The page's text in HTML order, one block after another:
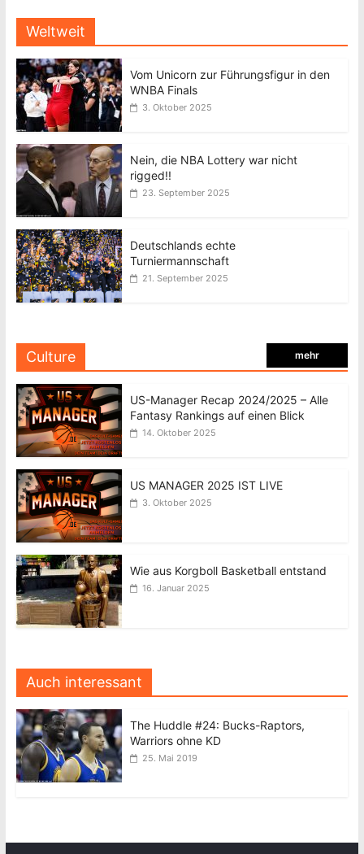
Weltweit
Vom Unicorn zur Führungsfigur in den
WNBA Finals
3. Oktober 2025
Nein, die NBA Lottery war nicht
rigged!!
23. September 2025
Deutschlands echte
Turniermannschaft
21. September 2025
Culture mehr
US-Manager Recap 2024/2025 – Alle
Fantasy Rankings auf einen Blick
14. Oktober 2025
US MANAGER 2025 IST LIVE
3. Oktober 2025
Wie aus Korgboll Basketball entstand
16. Januar 2025
Auch interessant
The Huddle #24: Bucks-Raptors,
Warriors ohne KD
25. Mai 2019